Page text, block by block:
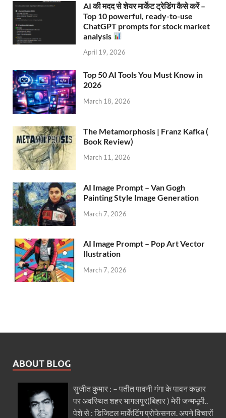
AI की मदद से शेयर मार्केट ट्रेडिंग कैसे करें –
Top 10 powerful, ready-to-use
ChatGPT prompts for stock market
analysis
April 19, 2026
Top 50 AI Tools You Must Know in
2026
March 18, 2026
The Metamorphosis | Franz Kafka (
Book Review)
March 11, 2026
AI Image Prompt – Van Gogh
Painting Style Image Generation
March 7, 2026
AI Image Prompt – Pop Art Vector
Ilustration
March 7, 2026
ABOUT BLOG
सुजीत कुमार : – पतीत पावनी गंगा के पावन कछार
पर अवस्थित शहर भागलपुर(बिहार ) मेरी जन्मभूमी..
पेशे से : डिजिटल मार्केटिंग प्रोफेसनल. अपने विचारों